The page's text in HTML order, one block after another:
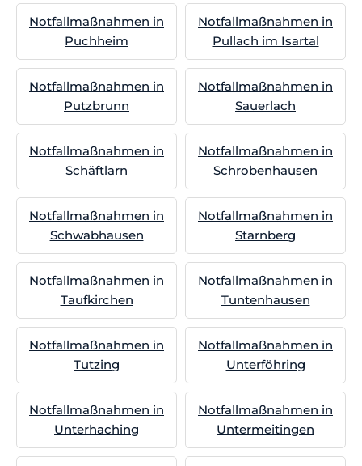
Notfallmaßnahmen in
Puchheim
Notfallmaßnahmen in
Pullach im Isartal
Notfallmaßnahmen in
Putzbrunn
Notfallmaßnahmen in
Sauerlach
Notfallmaßnahmen in
Schäftlarn
Notfallmaßnahmen in
Schrobenhausen
Notfallmaßnahmen in
Schwabhausen
Notfallmaßnahmen in
Starnberg
Notfallmaßnahmen in
Taufkirchen
Notfallmaßnahmen in
Tuntenhausen
Notfallmaßnahmen in
Tutzing
Notfallmaßnahmen in
Unterföhring
Notfallmaßnahmen in
Unterhaching
Notfallmaßnahmen in
Untermeitingen